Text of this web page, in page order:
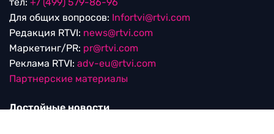
тел: +7 (499) 579-86-96
Для общих вопросов: Infortvi@rtvi.com
Редакция RTVI: news@rtvi.com
Маркетинг/PR: pr@rtvi.com
Реклама RTVI: adv-eu@rtvi.com
Партнерские материалы
Достойные новости